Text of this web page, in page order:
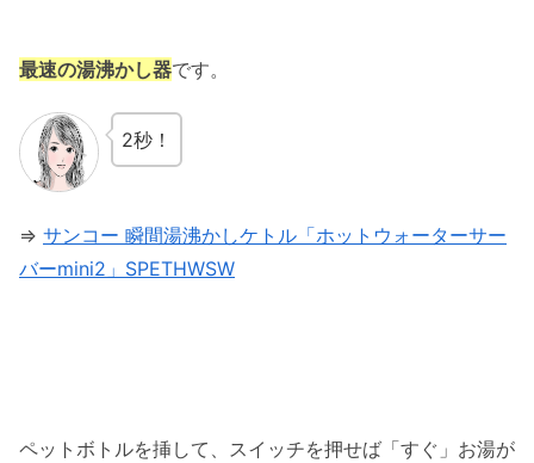
最速の湯沸かし器です。
2秒！
⇒ サンコー 瞬間湯沸かしケトル「ホットウォーターサー
バーmini2」SPETHWSW
ペットボトルを挿して、スイッチを押せば「すぐ」お湯が